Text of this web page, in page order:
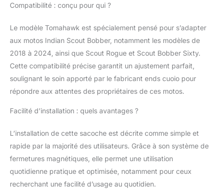
l'ouverture et la
particulièrement
agréables, produisant
un effet "WOW" 100%
Entièrement fait à la
main par des artisans
italiens utilisant des
haute qualité. Réalisé
taureau tanné végétal
des meilleures
sans chrome Durabilité
Exceptionnelle: Le cuir
d'une épaisseur
Compatibilité : conçu pour qui ?
Le modèle Tomahawk est spécialement pensé pour s’adapter
aux motos Indian Scout Bobber, notamment les modèles de
2018 à 2024, ainsi que Scout Rogue et Scout Bobber Sixty.
Cette compatibilité précise garantit un ajustement parfait,
soulignant le soin apporté par le fabricant ends cuoio pour
répondre aux attentes des propriétaires de ces motos.
Facilité d’installation : quels avantages ?
L’installation de cette sacoche est décrite comme simple et
rapide par la majorité des utilisateurs. Grâce à son système de
fermetures magnétiques, elle permet une utilisation
quotidienne pratique et optimisée, notamment pour ceux
recherchant une facilité d’usage au quotidien.